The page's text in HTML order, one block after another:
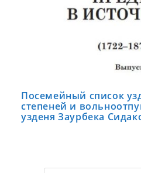
Посемейный список
степеней и
узденя Заурбека